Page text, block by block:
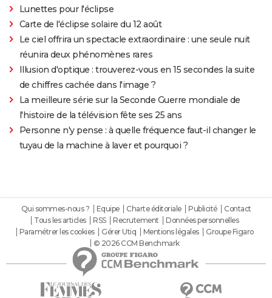
Lunettes pour l'éclipse
Carte de l'éclipse solaire du 12 août
Le ciel offrira un spectacle extraordinaire : une seule nuit
réunira deux phénomènes rares
Illusion d'optique : trouverez-vous en 15 secondes la suite
de chiffres cachée dans l'image ?
La meilleure série sur la Seconde Guerre mondiale de
l'histoire de la télévision fête ses 25 ans
Personne n'y pense : à quelle fréquence faut-il changer le
tuyau de la machine à laver et pourquoi ?
Qui sommes-nous ? Equipe Charte éditoriale Publicité
Contact
Tous les articles
RSS Recrutement
Données personnelles
Paramétrer les cookies
Gérer Utiq Mentions légales
Groupe Figaro
© 2026 CCM Benchmark